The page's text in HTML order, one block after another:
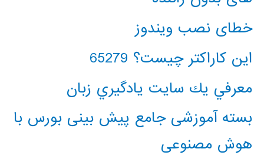
خطای نصب ویندوز
این کاراکتر چیست؟ 65279
معرفي يك سايت يادگيري زبان
بسته آموزشی جامع پیش بینی بورس با
هوش مصنوعی